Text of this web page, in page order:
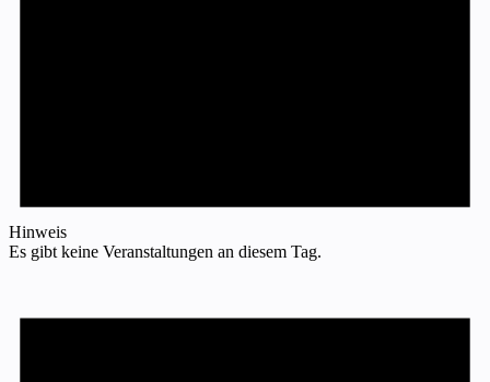
Hinweis
Es gibt keine Veranstaltungen an diesem Tag.